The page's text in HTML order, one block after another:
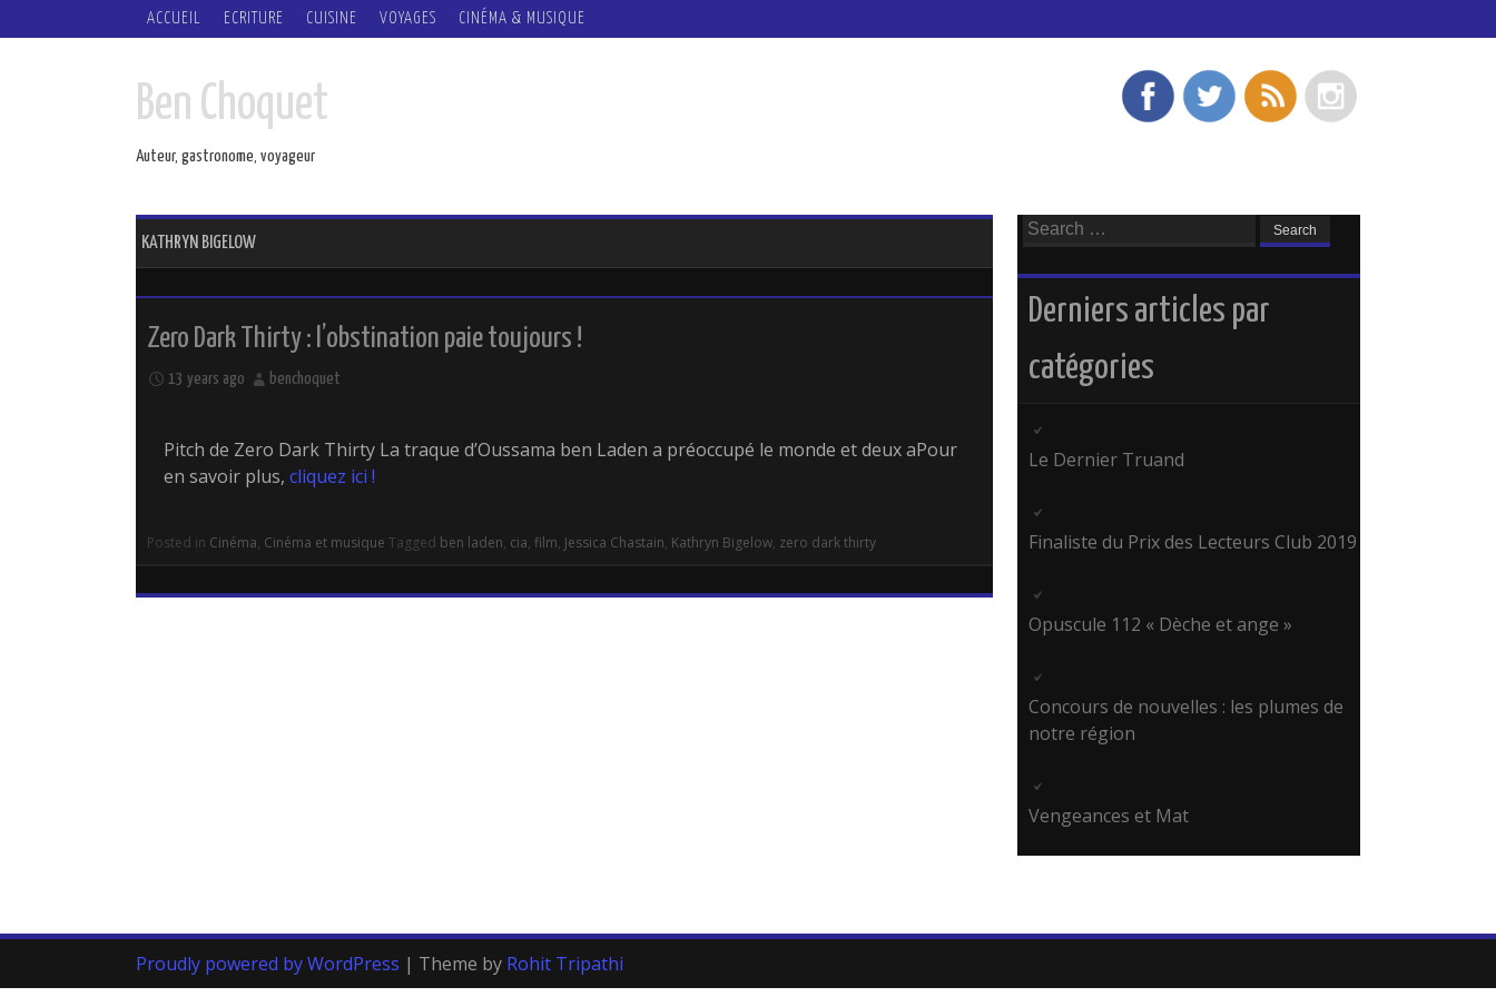
SKIP
ACCUEIL ECRITURE CUISINE VOYAGES CINÉMA & MUSIQUE
Ben Choquet
Auteur, gastronome, voyageur
KATHRYN BIGELOW
Zero Dark Thirty : l’obstination paie toujours !
13 years ago benchoquet
Pitch de Zero Dark Thirty La traque d’Oussama ben Laden a préoccupé le monde et deux aPour
en savoir plus, cliquez ici !
Posted in Cinéma, Cinéma et musique Tagged ben laden, cia, film, Jessica Chastain, Kathryn Bigelow, zero dark thirty
Search
for:
Derniers articles par
catégories
Le Dernier Truand
Finaliste du Prix des Lecteurs Club 2019
Opuscule 112 « Dèche et ange »
Concours de nouvelles : les plumes de
notre région
Vengeances et Mat
Proudly powered by WordPress | Theme by Rohit Tripathi